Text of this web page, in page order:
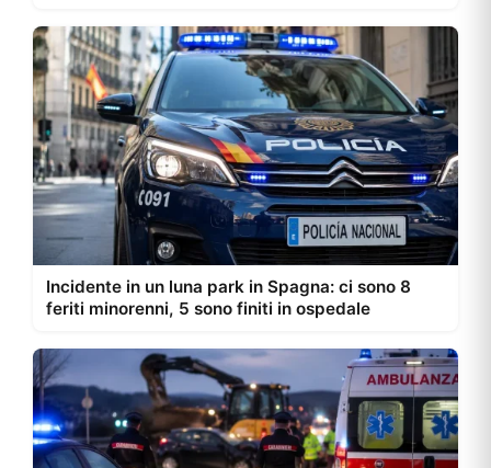
Incidente in un luna park in Spagna: ci sono 8
feriti minorenni, 5 sono finiti in ospedale